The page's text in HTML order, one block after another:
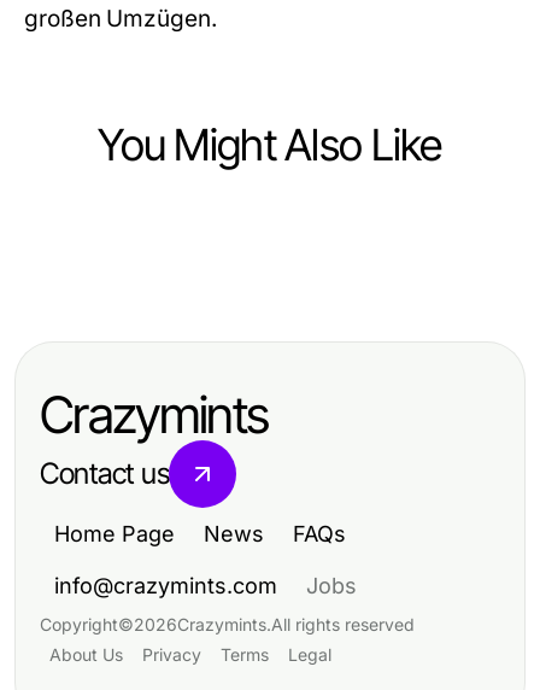
großen Umzügen.
You Might Also Like
Treppenhausreinigung und wie Sie
도파민 가라오케: 비즈니스 접대와 프
Crazymints
Contact us
Home Page News FAQs
info@crazymints.com Jobs
Copyright©2026Crazymints.All rights reserved
About Us
Privacy Terms Legal